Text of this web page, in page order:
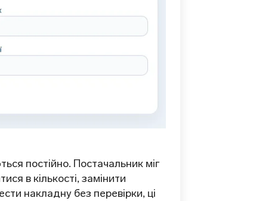
постійно. Постачальник міг
в кількості, замінити
накладну без перевірки, ці